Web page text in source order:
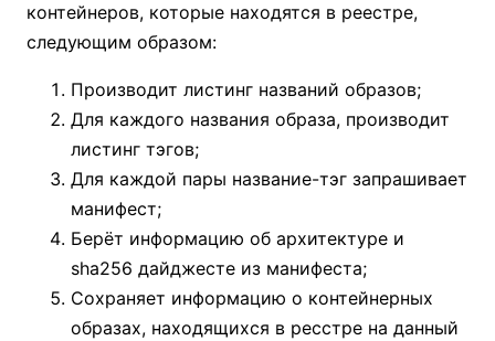
контейнеров, которые находятся в реестре,
следующим образом:
Производит листинг названий образов;
Для каждого названия образа, производит
листинг тэгов;
Для каждой пары название-тэг запрашивает
манифест;
Берёт информацию об архитектуре и
sha256 дайджесте из манифеста;
Сохраняет информацию о контейнерных
образах, находящихся в ресстре на данный